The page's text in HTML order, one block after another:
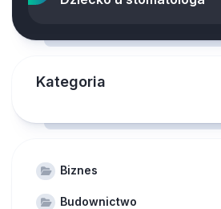
Kategoria
Biznes
Budownictwo